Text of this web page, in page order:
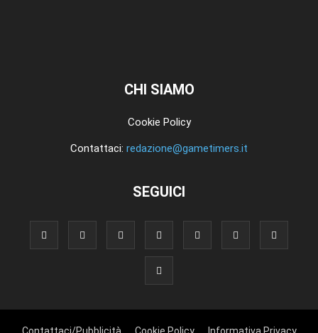
CHI SIAMO
Cookie Policy
Contattaci: redazione@gametimers.it
SEGUICI